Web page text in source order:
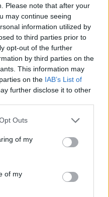
Please note that after your
may continue seeing
information utilized by
to third parties prior to
opt-out of the further
by third parties on the
This information may
on the IAB’s List of
further disclose it to other
uses one or more Google
You may click to
and its third-party tags to
purposes in below Google
Outs
of my
of my